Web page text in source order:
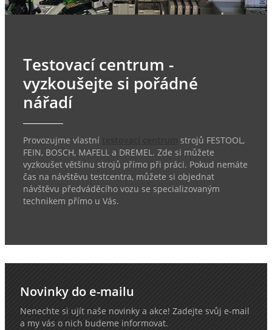
Testovací centrum -
vyzkoušejte si pořádné
nářadí
Provozujme vlastní
strojů FESTOOL,
FEIN, BOSCH, MAFELL a DREMEL. Zde si můžete
vyzkoušet většinu strojů přímo při práci. Pokud nemáte
čas na návštěvu testcentra, můžete si objednat
návštěvu předváděcího vozu se specializovaným
technikem přímo u Vás.
Novinky do e-mailu
Nenechte si ujít naše novinky a akce! Zadejte svůj e-mail
a my vás o nich budeme informovat.